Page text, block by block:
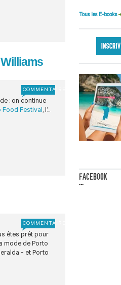
COMMENTAIRE
: on continue
Food Festival, l’...
COMMENTAIRE
êtes prêt pour
mode de Porto
- et Porto
Tous les E-books
FACEBOOK
...